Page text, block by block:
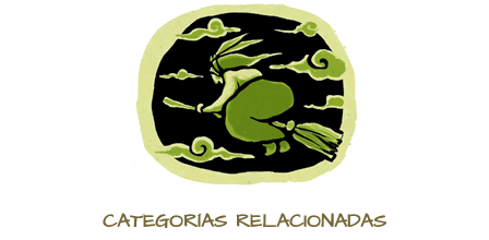
CATEGORÍAS RELACIONADAS